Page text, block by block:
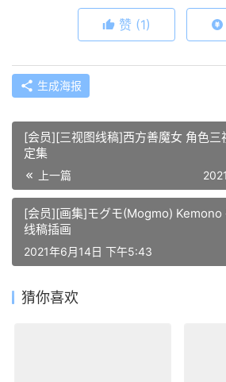
赞 (1)
生成海报
[会员][三视图线稿]西方善魔女 角色三
定集
上一篇
[会员][画集]モグモ(Mogmo) Kemono 兽娘拟人运动动态
线稿插画
2021年6月14日 下午5:43
猜你喜欢